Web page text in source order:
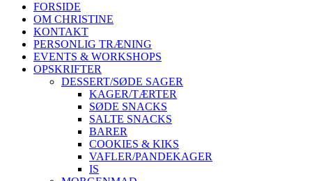
FORSIDE
OM CHRISTINE
KONTAKT
PERSONLIG TRÆNING
EVENTS & WORKSHOPS
OPSKRIFTER
DESSERT/SØDE SAGER
KAGER/TÆRTER
SØDE SNACKS
SALTE SNACKS
BARER
COOKIES & KIKS
VAFLER/PANDEKAGER
IS